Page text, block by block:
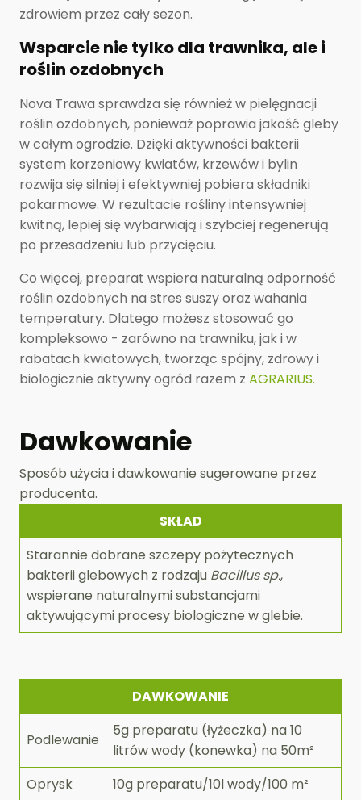
zdrowiem przez cały sezon.
Wsparcie nie tylko dla trawnika, ale i
roślin ozdobnych
Nova Trawa sprawdza się również w pielęgnacji
roślin ozdobnych, ponieważ poprawia jakość gleby
w całym ogrodzie. Dzięki aktywności bakterii
system korzeniowy kwiatów, krzewów i bylin
rozwija się silniej i efektywniej pobiera składniki
pokarmowe. W rezultacie rośliny intensywniej
kwitną, lepiej się wybarwiają i szybciej regenerują
po przesadzeniu lub przycięciu.
Co więcej, preparat wspiera naturalną odporność
roślin ozdobnych na stres suszy oraz wahania
temperatury. Dlatego możesz stosować go
kompleksowo - zarówno na trawniku, jak i w
rabatach kwiatowych, tworząc spójny, zdrowy i
biologicznie aktywny ogród razem z AGRARIUS.
Dawkowanie
Sposób użycia i dawkowanie sugerowane przez
producenta.
SKŁAD
Starannie dobrane szczepy pożytecznych
bakterii glebowych z rodzaju Bacillus sp.,
wspierane naturalnymi substancjami
aktywującymi procesy biologiczne w glebie.
DAWKOWANIE
Podlewanie
5g preparatu (łyżeczka) na 10
litrów wody (konewka) na 50m²
Oprysk
10g preparatu/10l wody/100 m²